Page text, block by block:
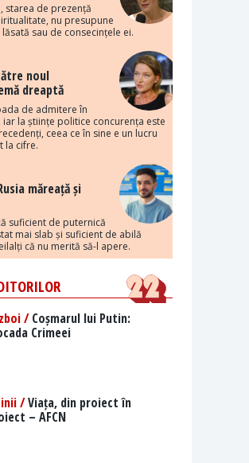
starea de prezență
nu presupune
sau de consecințele ei.
noul
dreaptă
de admitere în
la științe politice concurența este
ceea ce în sine e un lucru
la cifre.
măreață și
suficient de puternică
mai slab și suficient de abilă
că nu merită să-l apere.
/Coșmarul lui Putin:
Crimeei
/Viața, din proiect în
– AFCN